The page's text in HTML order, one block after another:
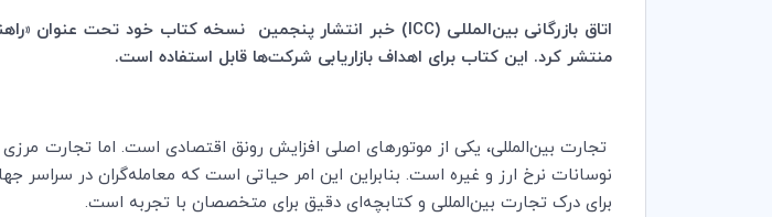
اتاق بازرگانی بین‌المللی (ICC) خبر انتشار پنجمین نسخه کتاب خود تحت عنوان
منتشر کرد. این کتاب برای اهداف بازاریابی شرکت‌ها قابل استفاده است.
تجارت بین‌المللی، یکی از موتورهای اصلی افزایش رونق اقتصادی است. اما تجارت
نوسانات نرخ ارز و غیره است. بنابراین این امر حیاتی است که معامله‌گران در سراسر
برای درک تجارت بین‌المللی و کتابچه‌ای دقیق برای متخصصان با تجربه است.